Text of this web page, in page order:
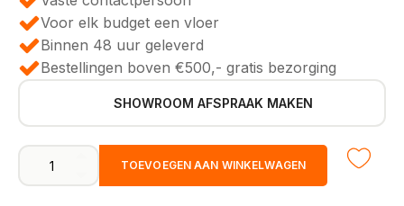
Voor elk budget een vloer
Binnen 48 uur geleverd
Bestellingen boven €500,- gratis bezorging
SHOWROOM AFSPRAAK MAKEN
Floorlife
traptreden
TOEVOEGEN AAN WINKELWAGEN